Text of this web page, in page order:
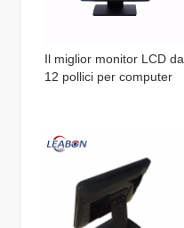
Il miglior monitor LCD da
12 pollici per computer